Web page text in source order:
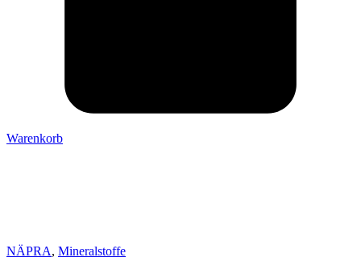
Warenkorb
NÄPRA, Mineralstoffe